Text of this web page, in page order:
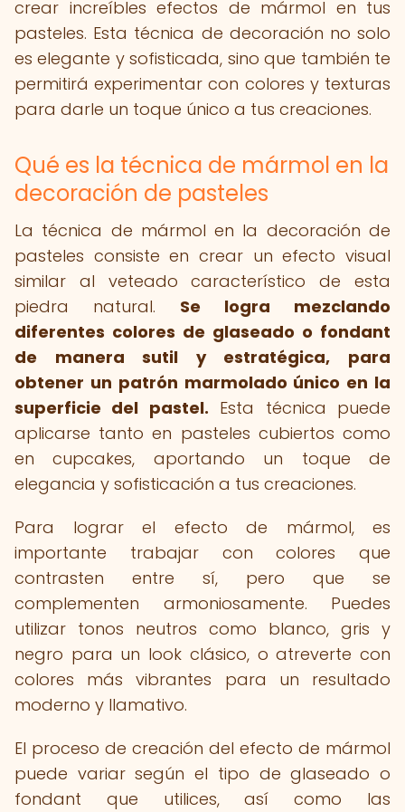
crear increíbles efectos de mármol en tus
pasteles. Esta técnica de decoración no solo
es elegante y sofisticada, sino que también te
permitirá experimentar con colores y texturas
para darle un toque único a tus creaciones.
Qué es la técnica de mármol en la
decoración de pasteles
La técnica de mármol en la decoración de
pasteles consiste en crear un efecto visual
similar al veteado característico de esta
piedra natural. Se logra mezclando
diferentes colores de glaseado o fondant
de manera sutil y estratégica, para
obtener un patrón marmolado único en la
superficie del pastel. Esta técnica puede
aplicarse tanto en pasteles cubiertos como
en cupcakes, aportando un toque de
elegancia y sofisticación a tus creaciones.
Para lograr el efecto de mármol, es
importante trabajar con colores que
contrasten entre sí, pero que se
complementen armoniosamente. Puedes
utilizar tonos neutros como blanco, gris y
negro para un look clásico, o atreverte con
colores más vibrantes para un resultado
moderno y llamativo.
El proceso de creación del efecto de mármol
puede variar según el tipo de glaseado o
fondant que utilices, así como las